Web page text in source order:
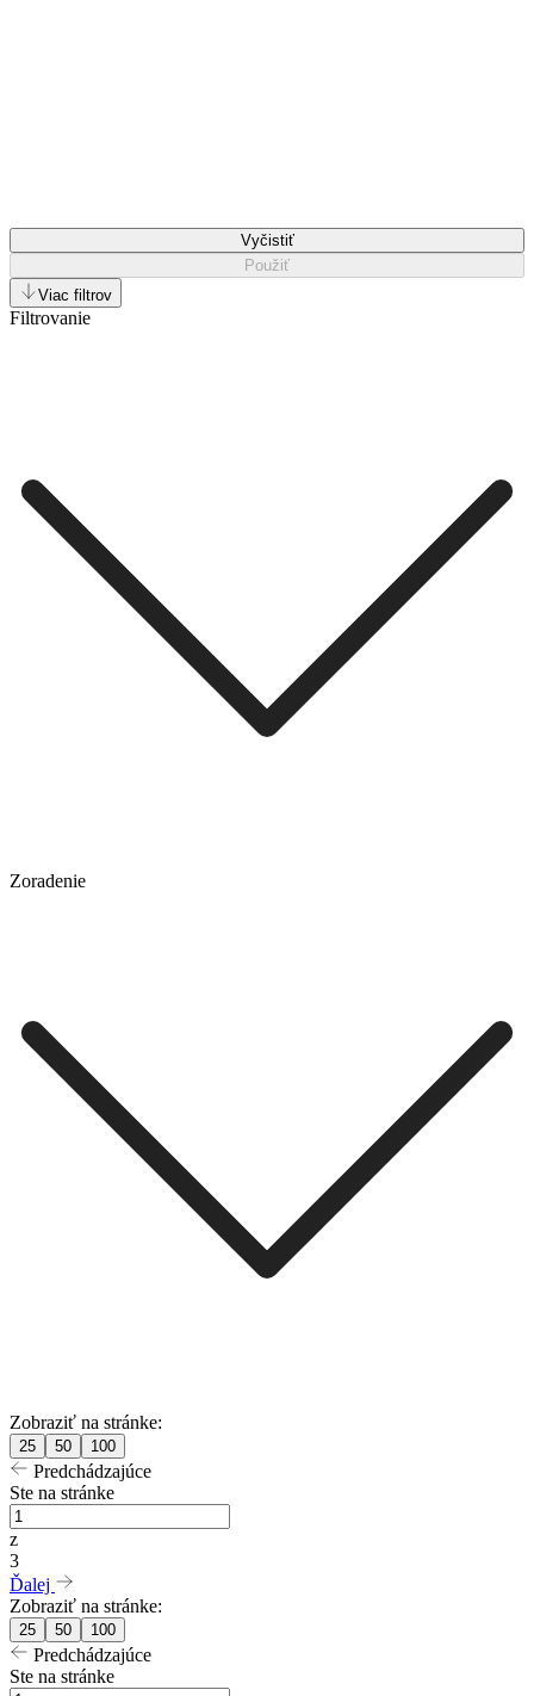
Vyčistiť
Použiť
Viac filtrov
Filtrovanie
Zoradenie
Zobraziť na stránke:
25 50 100
Predchádzajúce
Ste na stránke
z
3
Ďalej
Zobraziť na stránke:
25 50 100
Predchádzajúce
Ste na stránke